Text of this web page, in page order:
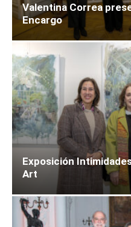
Valentina Correa
Encargo
Exposición
Art